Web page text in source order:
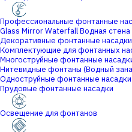
Профессиональные фонтанные
Glass Mirror Waterfall Водная стена
Декоративные фонтанные насадки
Комплектующие для фонтанных
Многоструйные фонтанные
Нитевидные фонтаны (Водный
Одноструйные фонтанные насадки
Прудовые фонтанные насадки
Освещение для фонтанов